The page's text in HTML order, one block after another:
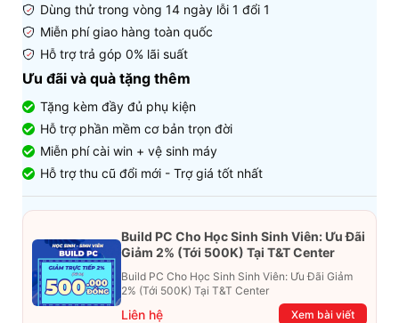
Dùng thử trong vòng 14 ngày lỗi 1 đổi 1
Miễn phí giao hàng toàn quốc
Hỗ trợ trả góp 0% lãi suất
Ưu đãi và quà tặng thêm
Tặng kèm đầy đủ phụ kiện
Hỗ trợ phần mềm cơ bản trọn đời
Miễn phí cài win + vệ sinh máy
Hỗ trợ thu cũ đổi mới - Trợ giá tốt nhất
Build PC Cho Học Sinh Sinh Viên: Ưu Đãi
Giảm 2% (Tới 500K) Tại T&T Center
Build PC Cho Học Sinh Sinh Viên: Ưu Đãi Giảm
2% (Tới 500K) Tại T&T Center
Liên hệ Xem bài viết